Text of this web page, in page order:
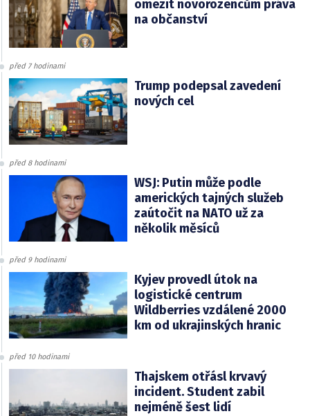
omezit novorozencům práva
na občanství
před 7 hodinami
Trump podepsal zavedení
nových cel
před 8 hodinami
WSJ: Putin může podle
amerických tajných služeb
zaútočit na NATO už za
několik měsíců
před 9 hodinami
Kyjev provedl útok na
logistické centrum
Wildberries vzdálené 2000
km od ukrajinských hranic
před 10 hodinami
Thajskem otřásl krvavý
incident. Student zabil
nejméně šest lidí